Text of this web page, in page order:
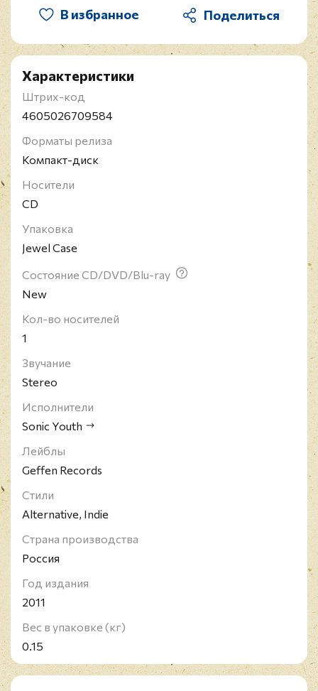
В избранное
Характеристики
Штрих-код
4605026709584
Форматы релиза
Компакт-диск
Носители
CD
Упаковка
Jewel Case
Состояние CD/DVD/Blu-ray
New
Кол-во носителей
1
Звучание
Stereo
Исполнители
Sonic Youth
Лейблы
Geffen Records
Стили
Alternative, Indie
Страна производства
Россия
Год издания
2011
Вес в упаковке (кг)
0.15